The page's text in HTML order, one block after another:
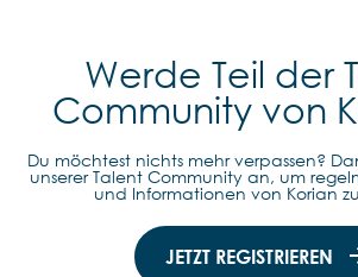
Werde Teil der
Community von
Du möchtest nichts mehr verpassen?
unserer Talent Community an, um
und Informationen von Korian
JETZT REGISTRIEREN